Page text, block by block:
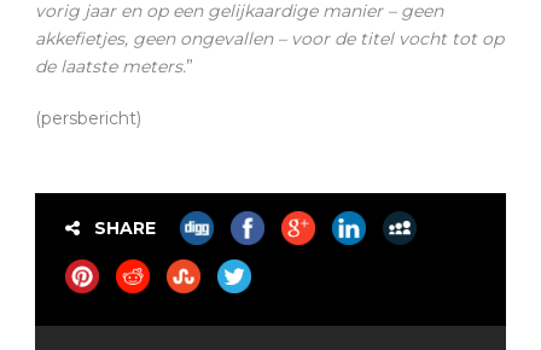
vorig jaar en op een gelijkaardige manier – geen
akkefietjes, geen ongevallen – voor de titel vocht tot op
de laatste meters.”
(persbericht)
SHARE